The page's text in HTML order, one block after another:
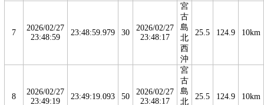
7
2026/02/27
23:48:59
23:48:59.979 30
2026/02/27
23:48:17
宮
古
島
北
西
沖
25.5 124.9 10km
8
2026/02/27
23:49:19
23:49:19.093 50
2026/02/27
23:48:17
宮
古
島
北
25.5 124.9 10km